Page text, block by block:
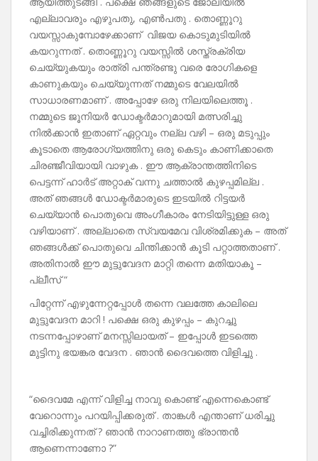
എല്ലാവരും എഴുപതു, എൺപതു . തൊണ്ണൂറു
വയസ്സാകുമ്പോഴേക്കാണ് വിജയ കൊടുമുടിയിൽ
കയറുന്നത് . തൊണ്ണൂറു വയസ്സിൽ ശസ്ത്രക്രിയ
ചെയ്യുകയും രാത്രി പന്ത്രണ്ടു വരെ രോഗികളെ
കാണുകയും ചെയ്യുന്നത് നമ്മുടെ വേലയിൽ
സാധാരണമാണ് . അപ്പോഴേ ഒരു നിലയിലെത്തൂ .
നമ്മുടെ ജൂനിയർ ഡോക്ടർമാറുമായി മത്സരിച്ചു
നിൽക്കാൻ ഇതാണ് ഏറ്റവും നല്ല വഴി – ഒരു മടുപ്പും
കൂടാതെ ആരോഗ്യത്തിനു ഒരു കെടും കാണിക്കാതെ
ചിരഞ്ജീവിയായി വാഴുക . ഈ ആക്രാന്തത്തിനിടെ
പെട്ടന്ന് ഹാർട് അറ്റാക് വന്നു ചത്താൽ കുഴപ്പമില്ല .
അത് ഞങ്ങൾ ഡോക്ടർമാരുടെ ഇടയിൽ റിട്ടയർ
ചെയ്യാൻ പൊതുവെ അംഗീകാരം നേടിയിട്ടുള്ള ഒരു
വഴിയാണ് . അല്ലാതെ സ്വയമേവ വിശ്രമിക്കുക – അത്
ഞങ്ങൾക്ക് പൊതുവെ ചിന്തിക്കാൻ കൂടി പറ്റാത്തതാണ് .
അതിനാൽ ഈ മുട്ടുവേദന മാറ്റി തന്നെ മതിയാകൂ –
പ്ലീസ് “
പിറ്റേന്ന് എഴുന്നേറ്റപ്പോൾ തന്നെ വലത്തേ കാലിലെ
മുട്ടുവേദന മാറി ! പക്ഷെ ഒരു കുഴപ്പം – കുറച്ചു
നടന്നപ്പോഴാണ് മനസ്സിലായത് – ഇപ്പോൾ ഇടത്തെ
മുട്ടിനു ഭയങ്കര വേദന . ഞാൻ ദൈവത്തെ വിളിച്ചു .
“ദൈവമേ എന്ന് വിളിച്ച നാവു കൊണ്ട് എന്നെകൊണ്ട്
വേറൊന്നും പറയിപ്പിക്കരുത് . താങ്കൾ എന്താണ് ധരിച്ചു
വച്ചിരിക്കുന്നത് ? ഞാൻ നാറാണത്തു ഭ്രാന്തൻ
ആണെന്നാണോ ?”